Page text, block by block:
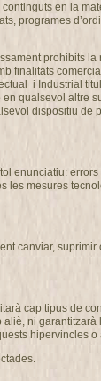
en la
programes
prohibits
finalitats
i Industrial
qualsevol altre
dispositiu de
enunciatiu:
les mesures
canviar,
cap tipus de
ni
hipervincles o